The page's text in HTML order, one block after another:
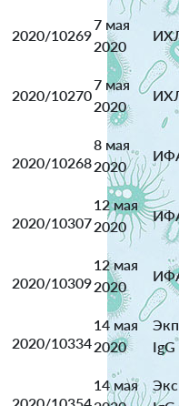
2020/10269
7 мая
2020
2020/10270
7 мая
2020
2020/10268
8 мая
2020
2020/10307
12 мая
2020
2020/10309
12 мая
2020
2020/10334
14 мая
2020
IgG
2020/10354
14 мая